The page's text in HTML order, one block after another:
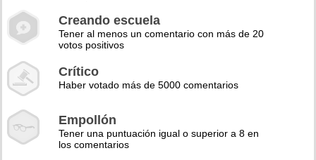
Creando escuela
Tener al menos un comentario con más de 20
votos positivos
Crítico
Haber votado más de 5000 comentarios
Empollón
Tener una puntuación igual o superior a 8 en
los comentarios